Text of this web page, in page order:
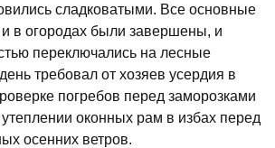
сладковатыми. Все основные
в огородах были завершены, и
переключались на лесные
требовал от хозяев усердия в
погребов перед заморозками
оконных рам в избах перед
осенних ветров.